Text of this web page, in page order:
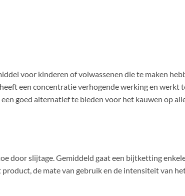
voor kinderen of volwassenen die te maken
een concentratie verhogende werking en werkt
goed alternatief te bieden voor het kauwen op
door slijtage. Gemiddeld gaat een bijtketting
de mate van gebruik en de intensiteit van